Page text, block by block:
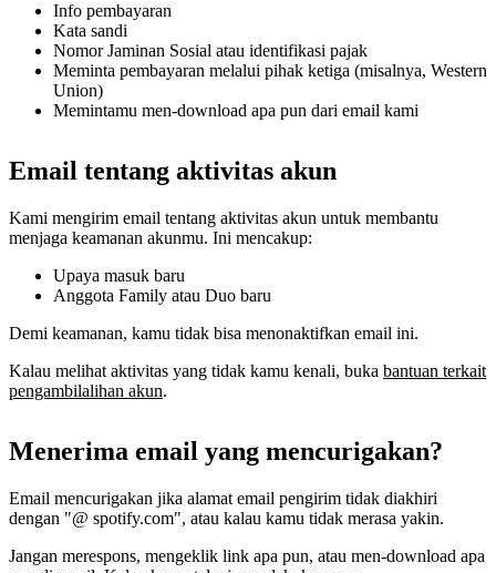
Info pembayaran
Kata sandi
Nomor Jaminan Sosial atau identifikasi pajak
Meminta pembayaran melalui pihak ketiga (misalnya, Western
Union)
Memintamu men-download apa pun dari email kami
Email tentang aktivitas akun
Kami mengirim email tentang aktivitas akun untuk membantu
menjaga keamanan akunmu. Ini mencakup:
Upaya masuk baru
Anggota Family atau Duo baru
Demi keamanan, kamu tidak bisa menonaktifkan email ini.
Kalau melihat aktivitas yang tidak kamu kenali, buka bantuan terkait
pengambilalihan akun.
Menerima email yang mencurigakan?
Email mencurigakan jika alamat email pengirim tidak diakhiri
dengan "@ spotify.com", atau kalau kamu tidak merasa yakin.
Jangan merespons, mengeklik link apa pun, atau men-download apa